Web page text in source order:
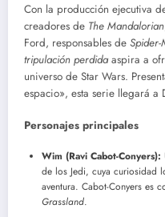
Con la producción ejecutiva
creadores de The Mandalorian
Ford, responsables de
tripulación perdidaaspira a
universo de Star Wars.
espacio», esta serie llegará
Personajes principales
Wim (Ravi Cabot-Conyers):
de los Jedi, cuya curiosidad
aventura. Cabot-Conyers es
Grassland.